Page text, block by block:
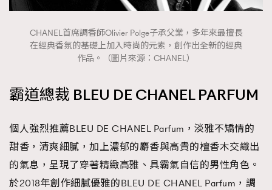
CHANEL首席調香師Olivier Polge子承父業，多年來最擅長
在經典香氛的基礎上加入時尚的元素，創作出全新的經典
作品。（圖片來源：CHANEL）
霸道總裁 BLEU DE CHANEL PARFUM
個人強烈推薦BLEU DE CHANEL Parfum，淡雅不矯情的
甜香，清爽細膩，加上濃郁的麝香與高貴的檀香木交織出
的氣息，呈現了穿著精緻高雅、具霸氣自信的男性角色。
於2018年創作細膩優雅的BLEU DE CHANEL Parfum，調